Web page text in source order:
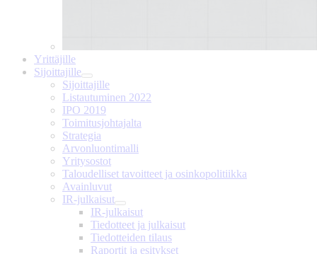
Yrittäjille
Sijoittajille
Sijoittajille
Listautuminen 2022
IPO 2019
Toimitusjohtajalta
Strategia
Arvonluontimalli
Yritysostot
Taloudelliset tavoitteet ja osinkopolitiikka
Avainluvut
IR-julkaisut
IR-julkaisut
Tiedotteet ja julkaisut
Tiedotteiden tilaus
Raportit ja esitykset